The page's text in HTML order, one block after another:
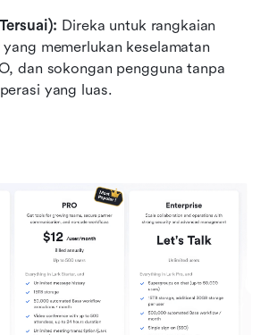
Direka untuk rangkaian
memerlukan keselamatan
dan sokongan pengguna tanpa
yang luas.